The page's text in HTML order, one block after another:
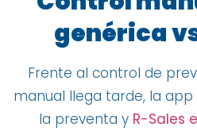
genérica
Frente al control de
manual llega tarde, la
la preventa yR-Sales